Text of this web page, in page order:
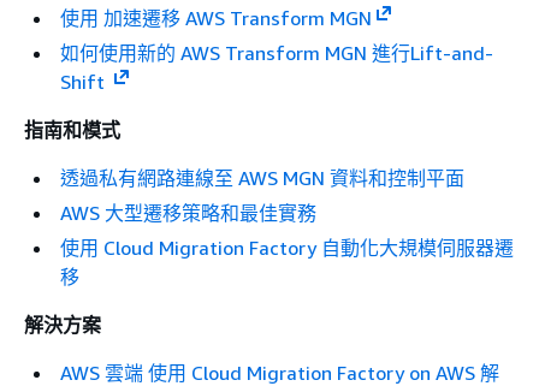
使用 加速遷移 AWS Transform MGN
如何使用新的 AWS Transform MGN 進行Lift-and-
Shift
指南和模式
透過私有網路連線至 AWS MGN 資料和控制平面
AWS 大型遷移策略和最佳實務
使用 Cloud Migration Factory 自動化大規模伺服器遷
移
解決方案
AWS 雲端 使用 Cloud Migration Factory on AWS 解